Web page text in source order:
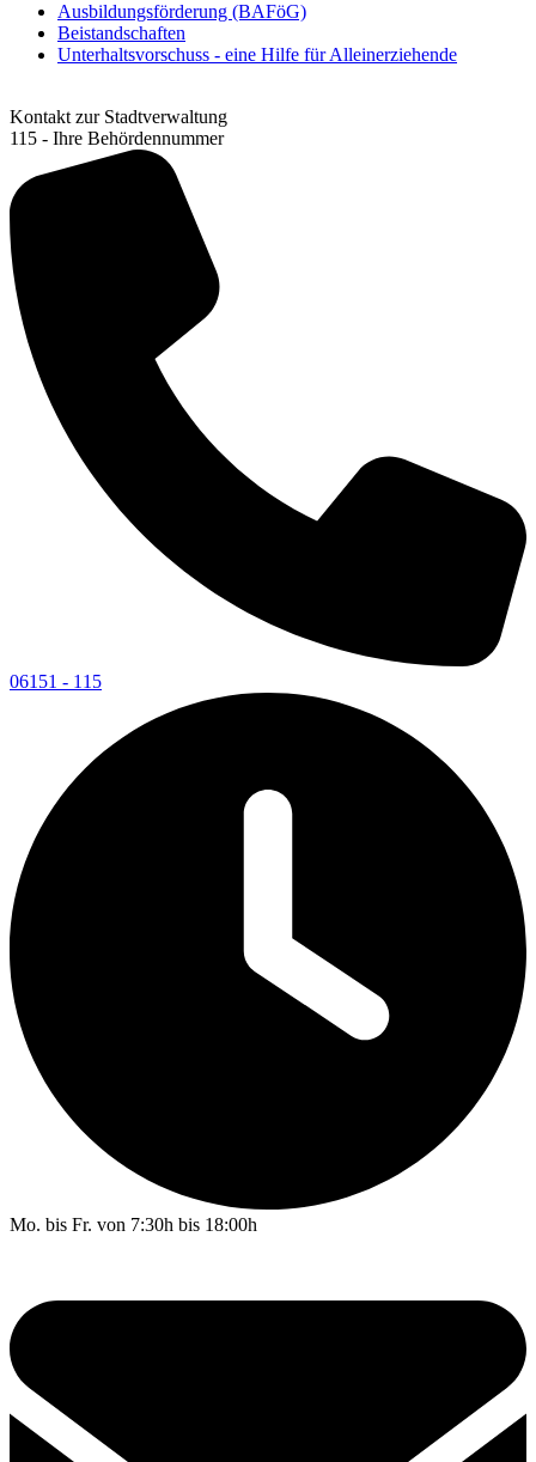
Ausbildungsförderung (BAFöG)
Beistandschaften
Unterhaltsvorschuss - eine Hilfe für Alleinerziehende
Kontakt zur Stadtverwaltung
115 - Ihre Behördennummer
06151 - 115
Mo. bis Fr. von 7:30h bis 18:00h